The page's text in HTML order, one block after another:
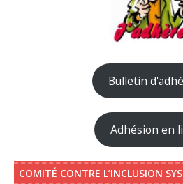
Bulletin
Adhésion en
COMITÉ CONTRE L’INCLUSION